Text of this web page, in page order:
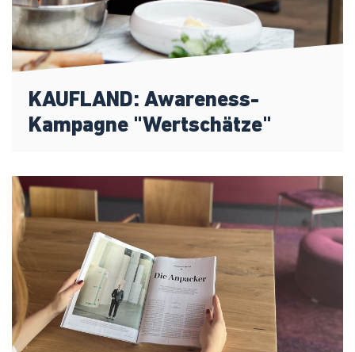
KAUFLAND: Awareness-
Kampagne "Wertschätze"